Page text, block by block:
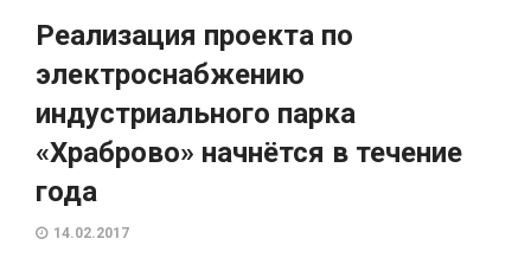
Реализация проекта по
электроснабжению
индустриального парка
«Храброво» начнётся в течение
года
14.02.2017